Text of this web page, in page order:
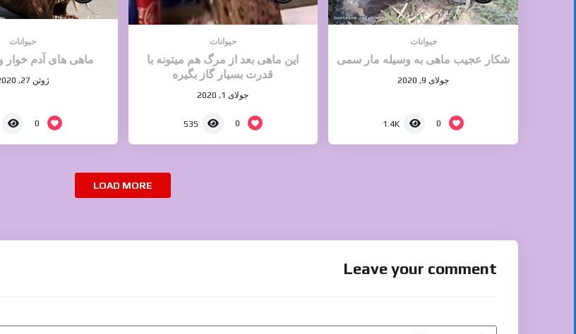
حیوانات
شکار عجیب ماهی به وسیله مار سمی
جولای 9, 2020
0
1.4K
حیوانات
این ماهی بعد از مرگ هم میتونه با
قدرت بسیار گاز بگیره
جولای 1, 2020
0
535
حیوانات
ماهی های آدم خوار
ژوئن 27, 2020
0
LOAD MORE
Leave your comment